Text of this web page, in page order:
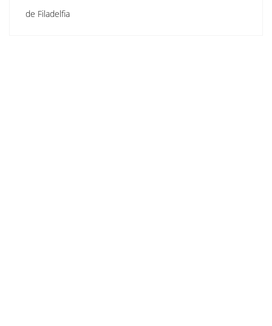
de Filadelfia